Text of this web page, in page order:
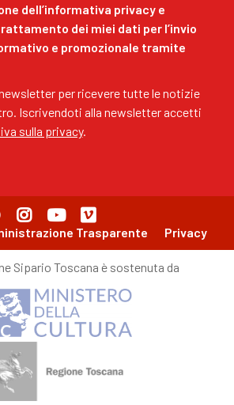
dell’informativa privacy e
dei miei dati per l’invio
e promozionale tramite
per ricevere tutte le notizie
Iscrivendoti alla newsletter accetti
sulla privacy.
Trasparente
Privacy
Sipario Toscana è sostenuta da